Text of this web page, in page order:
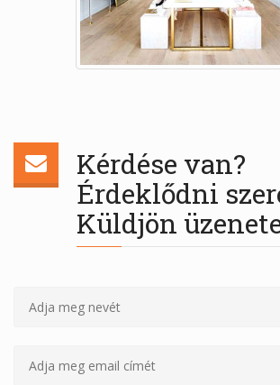
Kérdése van?
Érdeklődni
Küldjön